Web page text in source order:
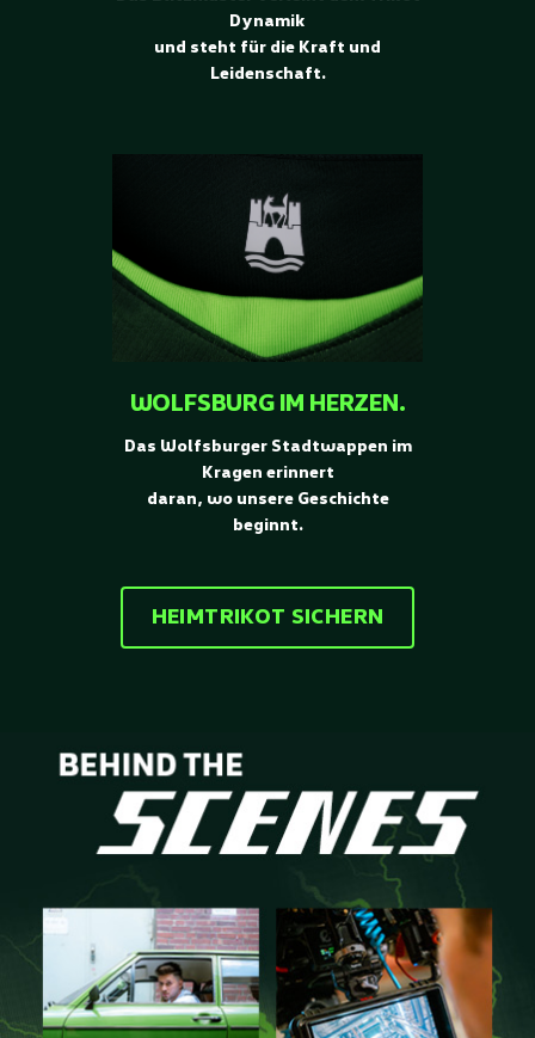
Dynamik
und steht für die Kraft und
Leidenschaft.
WOLFSBURG IM HERZEN.
Das Wolfsburger Stadtwappen im
Kragen erinnert
daran, wo unsere Geschichte
beginnt.
HEIMTRIKOT SICHERN